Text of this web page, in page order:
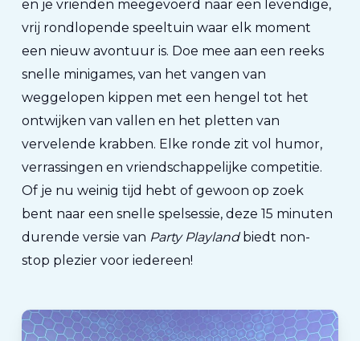
en je vrienden meegevoerd naar een levendige,
vrij rondlopende speeltuin waar elk moment
een nieuw avontuur is. Doe mee aan een reeks
snelle minigames, van het vangen van
weggelopen kippen met een hengel tot het
ontwijken van vallen en het pletten van
vervelende krabben. Elke ronde zit vol humor,
verrassingen en vriendschappelijke competitie.
Of je nu weinig tijd hebt of gewoon op zoek
bent naar een snelle spelsessie, deze 15 minuten
durende versie van Party Playlandbiedt non-
stop plezier voor iedereen!